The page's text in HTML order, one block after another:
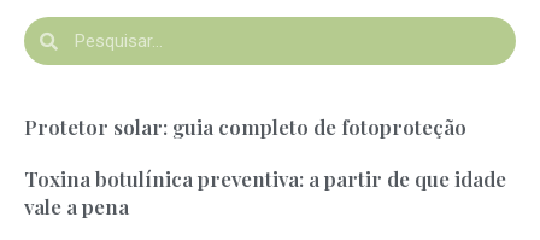
Protetor solar: guia completo de fotoproteção
Toxina botulínica preventiva: a partir de que idade
vale a pena